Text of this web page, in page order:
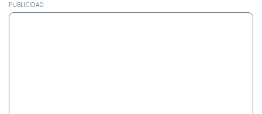
PUBLICIDAD